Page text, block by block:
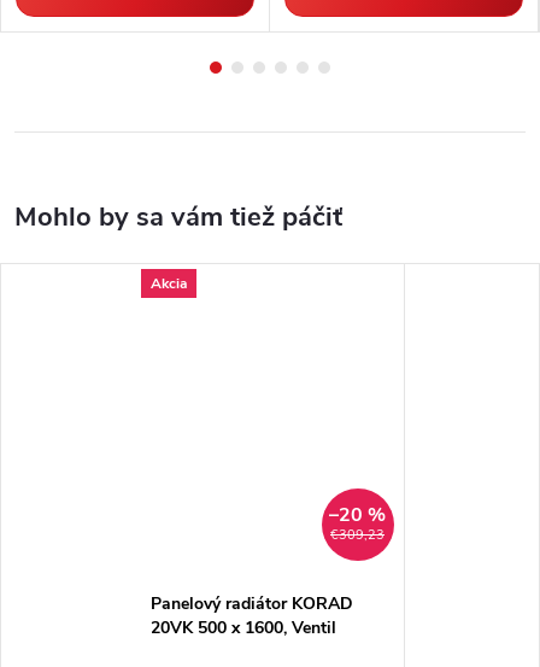
Akcia
€309,23
–20 %
Panelový radiátor KORAD
20VK 500 x 1600, Ventil